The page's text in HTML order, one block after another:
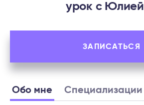
урок c
ЗАПИСАТЬСЯ
Обо мне Специализации